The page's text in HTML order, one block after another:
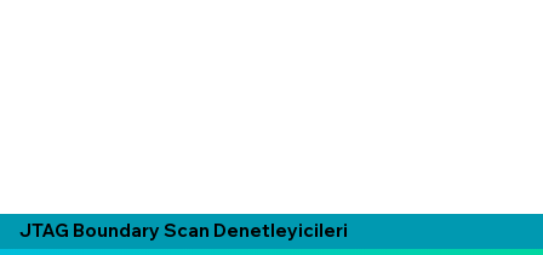
JTAG Boundary Scan Denetleyicileri